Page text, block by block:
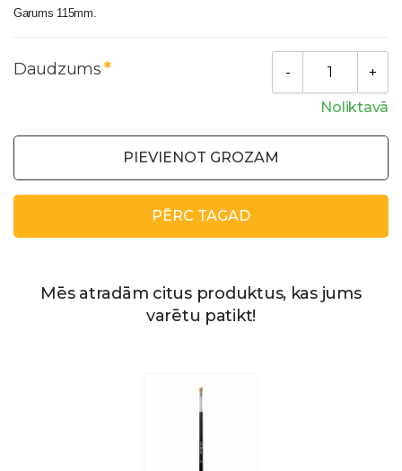
Garums 115mm.
Daudzums
Noliktavā
PIEVIENOT GROZAM
PĒRC TAGAD
Mēs atradām citus produktus, kas jums
varētu patikt!